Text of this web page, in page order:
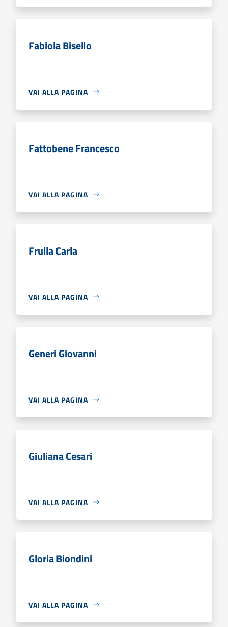
Fabiola Bisello
VAI ALLA PAGINA
Fattobene Francesco
VAI ALLA PAGINA
Frulla Carla
VAI ALLA PAGINA
Generi Giovanni
VAI ALLA PAGINA
Giuliana Cesari
VAI ALLA PAGINA
Gloria Biondini
VAI ALLA PAGINA